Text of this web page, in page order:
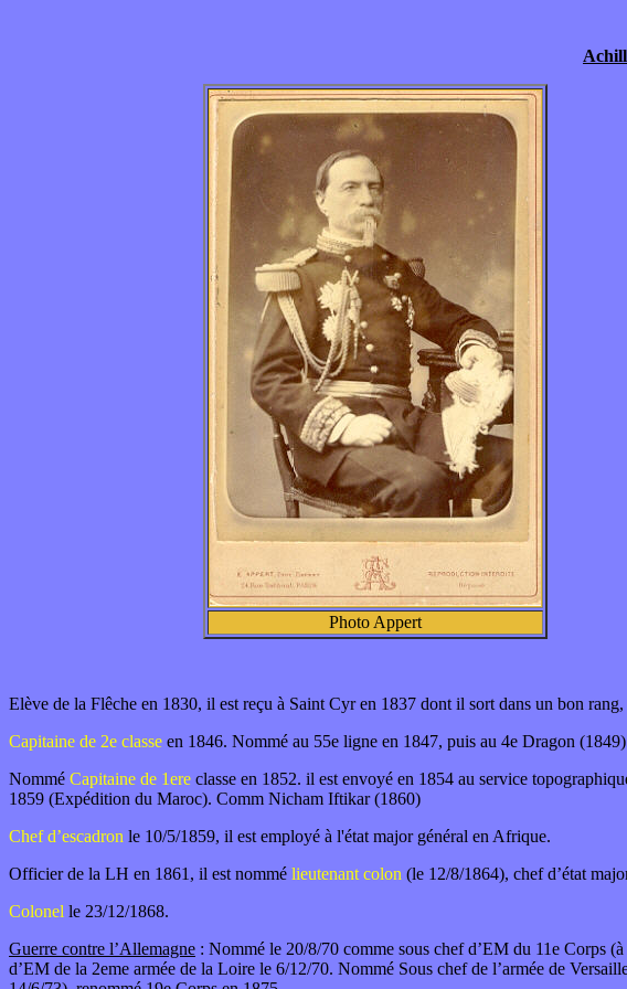
Photo Appert
Elève de la Flêche en 1830, il est reçu à Saint Cyr en 1837 dont il sort dans un bon
Capitaine de 2e classe en 1846. Nommé au 55e ligne en 1847, puis au 4e Dragon
Nommé Capitaine de 1ere classe en 1852. il est envoyé en 1854 au service
1859 (Expédition du Maroc). Comm Nicham Iftikar (1860)
Chef d’escadron le 10/5/1859, il est employé à l'état major général en Afrique.
Officier de la LH en 1861, il est nommé lieutenant colon (le 12/8/1864), chef d’état
Colonel le 23/12/1868.
Guerre contre l’Allemagne : Nommé le 20/8/70 comme sous chef d’EM du 11e Corps
d’EM de la 2eme armée de la Loire le 6/12/70. Nommé Sous chef de l’armée de